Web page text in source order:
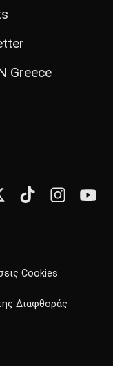
Greece
Cookies
Διαφθοράς